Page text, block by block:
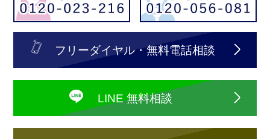
フリーダイヤル・無料電話相談
LINE 無料相談